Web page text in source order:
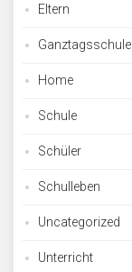
Eltern
Ganztagsschule
Home
Schule
Schüler
Schulleben
Uncategorized
Unterricht